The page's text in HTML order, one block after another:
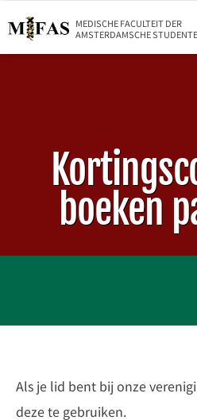
MEDISCHE FACULTEIT DER
AMSTERDAMSCHE
boeken
Als je lid bent bij onze
deze te gebruiken.